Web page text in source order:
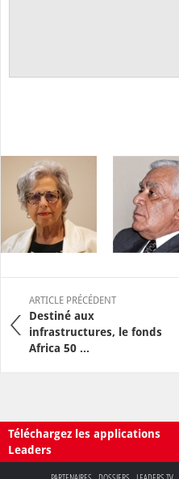
ARTICLE PRÉCÉDENT
Destiné aux
infrastructures, le fonds
Africa 50 ...
Téléchargez les applications
Leaders